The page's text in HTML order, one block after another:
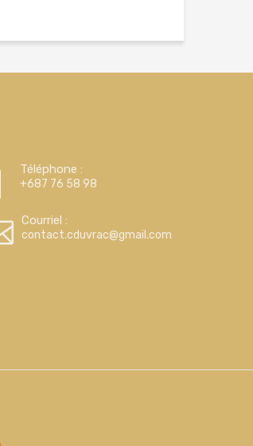
Téléphone :
+687 76 58 98
Courriel :
contact.cduvrac@gmail.com